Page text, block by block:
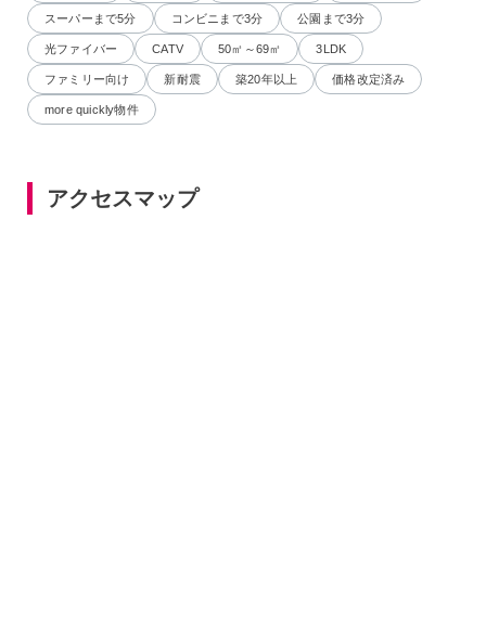
スーパーまで5分 コンビニまで3分 公園まで3分
光ファイバー CATV 50㎡～69㎡ 3LDK
ファミリー向け 新耐震 築20年以上 価格改定済み
more quickly物件
アクセスマップ